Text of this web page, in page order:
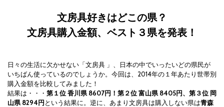
文房具好きはどこの県？
文房具購入金額、ベスト３県を発表！
日々の生活に欠かせない「文房具 」、日本の中でいったいどの県民が
いちばん使っているのでしょうか。今回は、2014年の１年あたり世帯別
購入金額を比較してみました！
結果は・・・ 第１位 香川県 8607円！第２位 富山県 8405円、第３位 岡
山県 8294円という結果に。逆に、あまり文房具は購入しない県は青森